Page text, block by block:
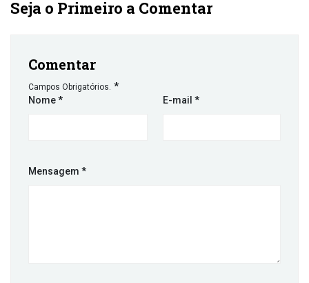
Seja o Primeiro a Comentar
Comentar
Campos Obrigatórios. *
Nome* E-mail *
Mensagem *